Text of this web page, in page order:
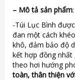
– Mô tả sản phẩm:
-Túi Lục Bình
đan một cách
khô, đảm bảo độ
kết hợp đồng nhất
theo hơi hướng
toàn, thân thiện